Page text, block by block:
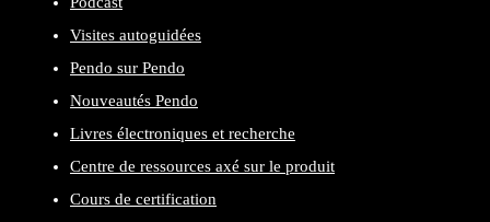
Visites autoguidées
Pendo sur Pendo
Nouveautés Pendo
Livres électroniques et recherche
Centre de ressources axé sur le produit
Cours de certification